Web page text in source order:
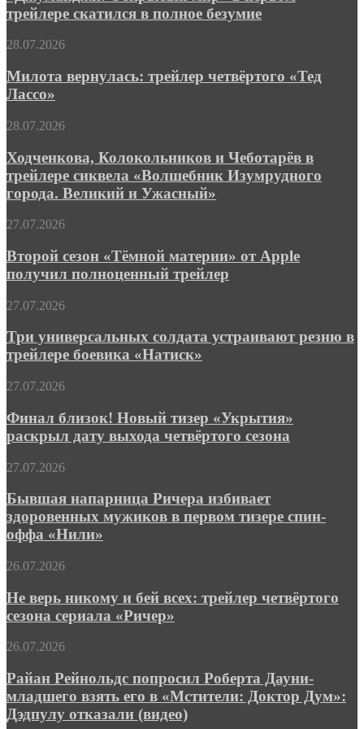
«Аферы
Крауна»
в
первом
скатился
полное
безумие
трейлере скатился в полное безумие
Милота
трейлер
четвёртого
«Тед
28.07.2026
Милота вернулась: трейлер четвёртого «Тед
Лассо»
Ходченкова,
и
Чеботарёв
в
трейлере
«Волшебник
города.
Великий
Ужасный»
28.07.2026
Ходченкова, Колокольников и Чеботарёв в
трейлере сиквела «Волшебник Изумрудного
города. Великий и Ужасный»
Второй
«Тёмной
материи»
от
получил
трейлер
27.07.2026
Второй сезон «Тёмной материи» от Apple
получил полноценный трейлер
Три
солдата
устраивают
резню
трейлере
«Натиск»
27.07.2026
Три универсальных солдата устраивают резню в
трейлере боевика «Натиск»
Финал
Новый
тизер
«Укрытия»
дату
четвёртого
сезона
27.07.2026
Финал близок! Новый тизер «Укрытия»
раскрыл дату выхода четвёртого сезона
Бывшая
Ричера
здоровенных
мужиков
первом
спин-
оффа
27.07.2026
Бывшая напарница Ричера избивает
здоровенных мужиков в первом тизере спин-
оффа «Нили»
Не
никому
и
бей
трейлер
сезона
сериала
«Ричер»
26.07.2026
Не верь никому и бей всех: трейлер четвёртого
сезона сериала «Ричер»
Райан
попросил
Роберта
Дауни-
младшего
26.07.2026
Райан Рейнольдс попросил Роберта Дауни-
младшего взять его в «Мстители: Доктор Дум»:
Дэдпулу отказали (видео)